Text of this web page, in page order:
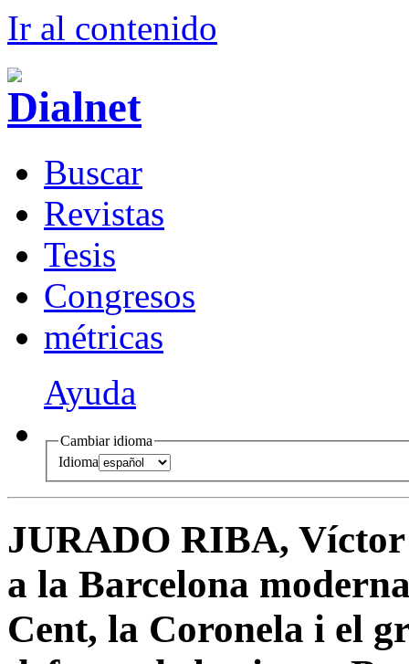
Ir al contenido
Buscar
Revistas
Tesis
Congresos
métricas
Ayuda
Cambiar idioma
Idioma
JURADO RIBA, Víctor
a la Barcelona
Cent, la Coronela i el